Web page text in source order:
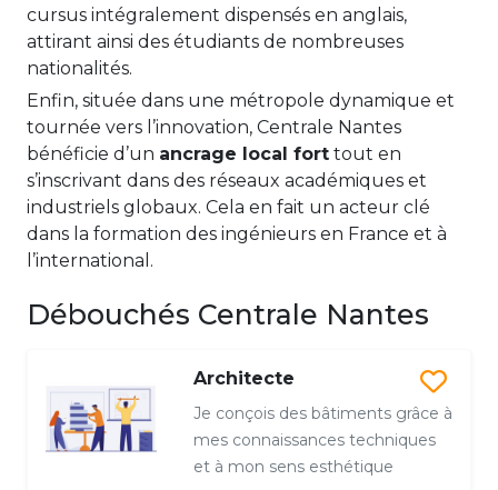
cursus intégralement dispensés en anglais,
attirant ainsi des étudiants de nombreuses
nationalités.
Enfin, située dans une métropole dynamique et
tournée vers l’innovation, Centrale Nantes
bénéficie d’un ancrage local fort tout en
s’inscrivant dans des réseaux académiques et
industriels globaux. Cela en fait un acteur clé
dans la formation des ingénieurs en France et à
l’international.
Débouchés Centrale Nantes
Architecte
Je conçois des bâtiments grâce à
mes connaissances techniques
et à mon sens esthétique